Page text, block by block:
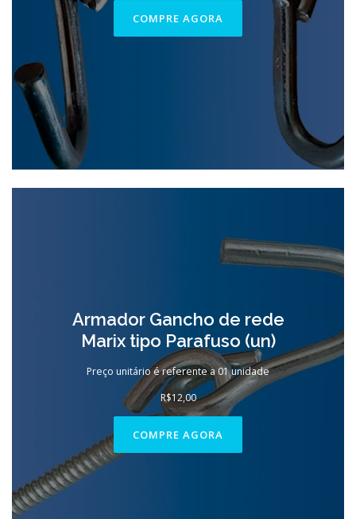
COMPRE AGORA
Armador Gancho de rede
Marix tipo Parafuso (un)
Preço unitário é referente a 01 unidade
R$12,00
COMPRE AGORA